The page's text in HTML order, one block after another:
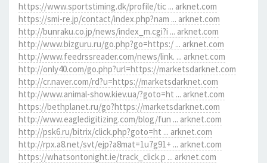
https://www.sportstiming.dk/profile/tic ... arknet.com
https://smi-re.jp/contact/index.php?nam ... arknet.com
http://bunraku.co.jp/news/index_m.cgi?i ... arknet.com
http://www.bizguru.ru/go.php?go=https:/ ... arknet.com
http://www.feedrssreader.com/news/link. ... arknet.com
http://only40.com/go.php?url=https://marketsdarknet.com
http://cr.naver.com/rd?u=https://marketsdarknet.com
http://www.animal-show.kiev.ua/?goto=ht ... arknet.com
https://bethplanet.ru/go?https://marketsdarknet.com
http://www.eagledigitizing.com/blog/fun ... arknet.com
http://psk6.ru/bitrix/click.php?goto=ht ... arknet.com
http://rpx.a8.net/svt/ejp?a8mat=1u7g91+ ... arknet.com
https://whatsontonight.ie/track_click.p ... arknet.com